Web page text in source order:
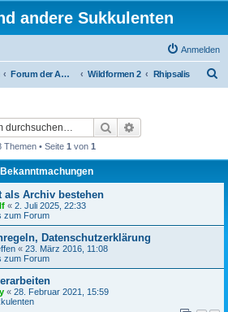
andere Sukkulenten
Anmelden
Forum der AG EPIG Wildformen 2 Rhipsalis
Suche
Themen • Seite 1 von 1
Bekanntmachungen
als Archiv bestehen
« 2. Juli 2025, 22:33
zum Forum
Datenschutzerklärung
« 23. März 2016, 11:08
zum Forum
« 28. Februar 2021, 15:59